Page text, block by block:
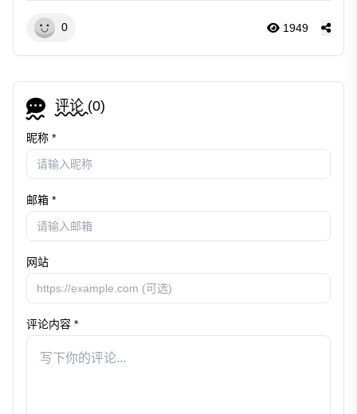
0 1949
评论 (0)
昵称 *
邮箱 *
网站
评论内容 *